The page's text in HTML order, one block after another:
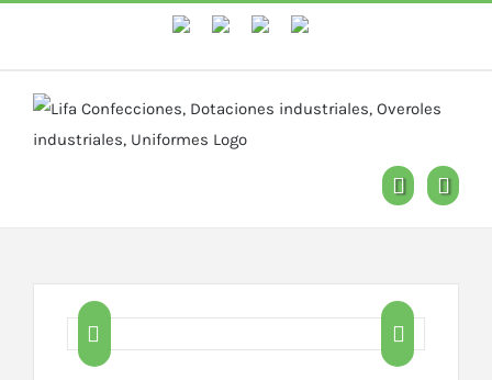
WhastAppFacebookInstagramYouTube
 